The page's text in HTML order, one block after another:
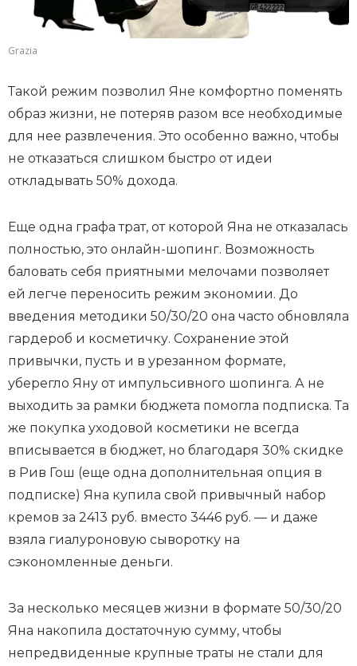
Grazia
Такой режим позволил Яне комфортно поменять
образ жизни, не потеряв разом все необходимые
для нее развлечения. Это особенно важно, чтобы
не отказаться слишком быстро от идеи
откладывать 50% дохода.
Еще одна графа трат, от которой Яна не отказалась
полностью, это онлайн-шопинг. Возможность
баловать себя приятными мелочами позволяет
ей легче переносить режим экономии. До
введения методики 50/30/20 она часто обновляла
гардероб и косметичку. Сохранение этой
привычки, пусть и в урезанном формате,
уберегло Яну от импульсивного шопинга. А не
выходить за рамки бюджета помогла подписка. Та
же покупка уходовой косметики не всегда
вписывается в бюджет, но благодаря 30% скидке
в Рив Гош (еще одна дополнительная опция в
подписке) Яна купила свой привычный набор
кремов за 2413 руб. вместо 3446 руб. — и даже
взяла гиалуроновую сыворотку на
сэкономленные деньги.
За несколько месяцев жизни в формате 50/30/20
Яна накопила достаточную сумму, чтобы
непредвиденные крупные траты не стали для